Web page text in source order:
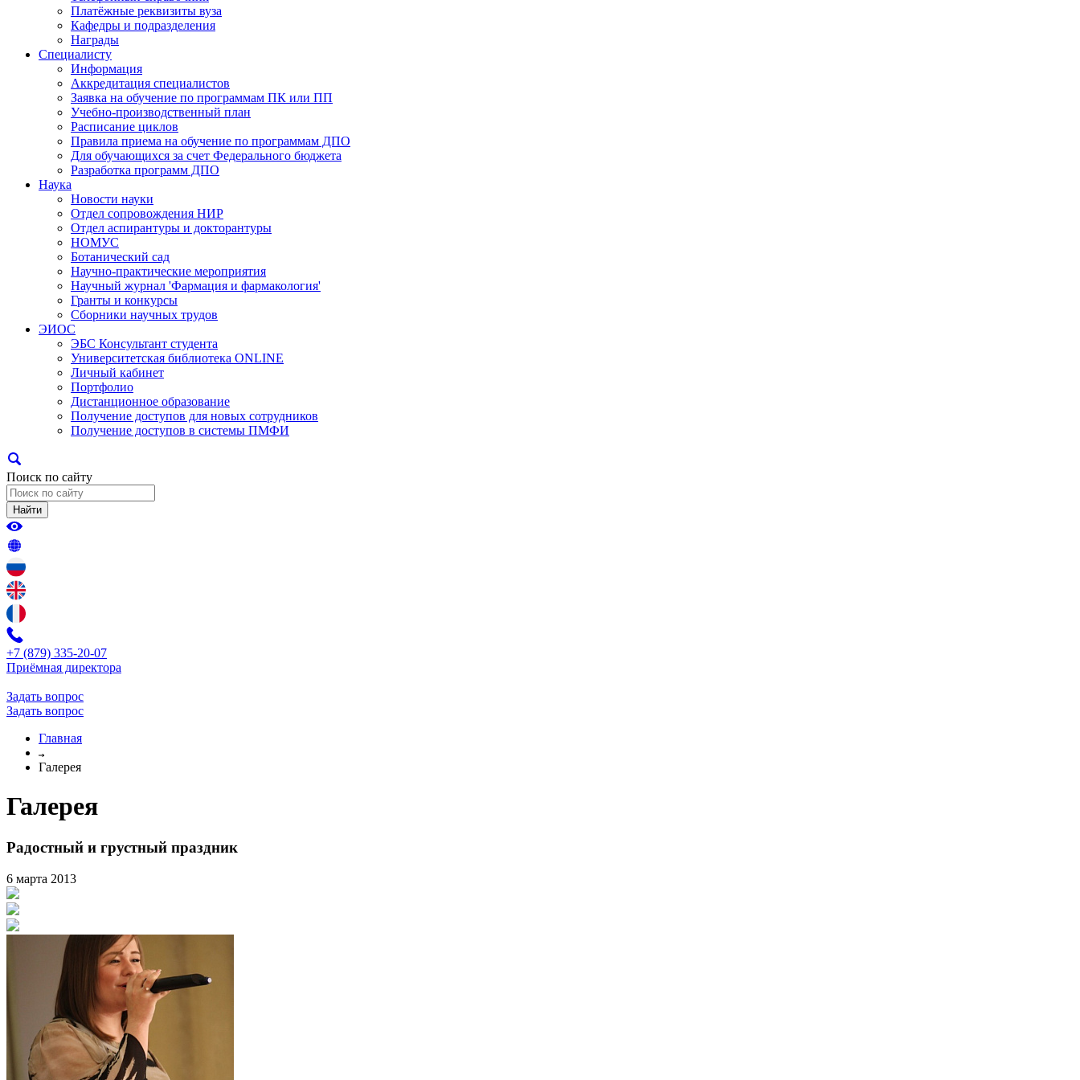
Платёжные реквизиты вуза
Кафедры и подразделения
Награды
Специалисту
Информация
Аккредитация специалистов
Заявка на обучение по программам ПК или ПП
Учебно-производственный план
Расписание циклов
Правила приема на обучение по программам ДПО
Для обучающихся за счет Федерального бюджета
Разработка программ ДПО
Наука
Новости науки
Отдел сопровождения НИР
Отдел аспирантуры и докторантуры
НОМУС
Ботанический сад
Научно-практические мероприятия
Научный журнал 'Фармация и фармакология'
Гранты и конкурсы
Сборники научных трудов
ЭИОС
ЭБС Консультант студента
Университетская библиотека ONLINE
Личный кабинет
Портфолио
Дистанционное образование
Получение доступов для новых сотрудников
Получение доступов в системы ПМФИ
Поиск по сайту
Найти
+7 (879) 335-20-07
Приёмная директора
Задать вопрос
Задать вопрос
Главная
Галерея
Галерея
Радостный и грустный праздник
6 марта 2013